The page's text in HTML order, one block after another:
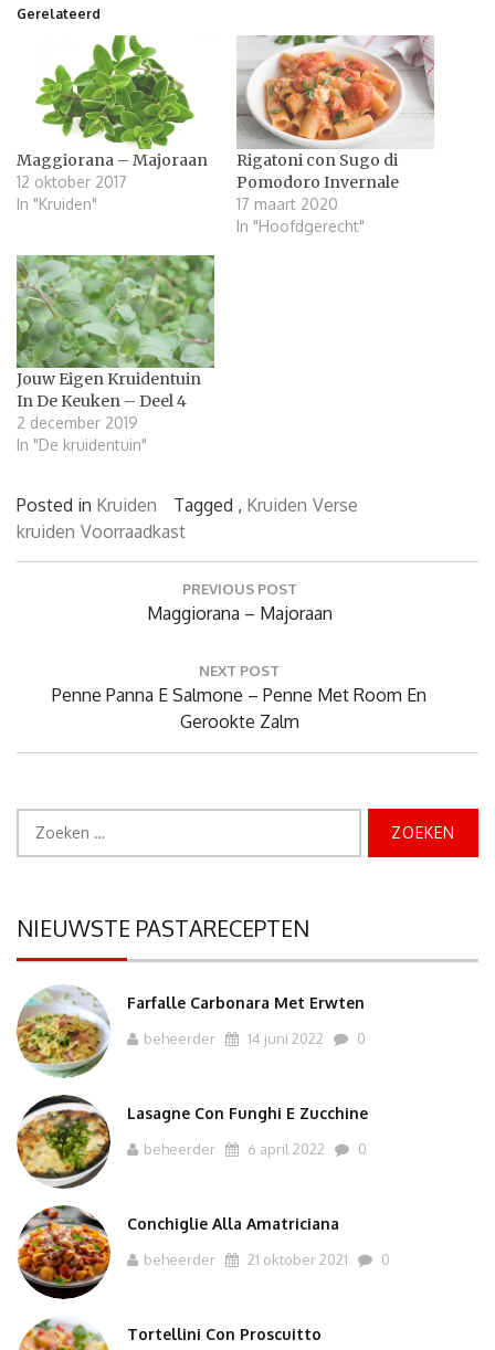
Gerelateerd
Maggiorana – Majoraan
12 oktober 2017
In "Kruiden"
Rigatoni con Sugo di
Pomodoro Invernale
17 maart 2020
In "Hoofdgerecht"
Jouw Eigen Kruidentuin
In De Keuken – Deel 4
2 december 2019
In "De kruidentuin"
Posted in Kruiden Tagged , Kruiden Verse
kruiden Voorraadkast
PREVIOUS POST
Previous
Maggiorana – Majoraan
NEXT POST
Next
Penne Panna E Salmone – Penne Met Room En
Gerookte Zalm
NIEUWSTE PASTARECEPTEN
Farfalle Carbonara Met Erwten
beheerder 14 juni 2022 0
Lasagne Con Funghi E Zucchine
beheerder 6 april 2022 0
Conchiglie Alla Amatriciana
beheerder 21 oktober 2021 0
Tortellini Con Proscuitto